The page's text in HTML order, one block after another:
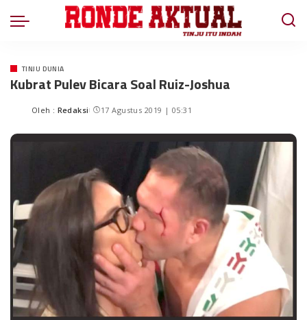
TINJU DUNIA
Kubrat Pulev Bicara Soal Ruiz-Joshua
Oleh : Redaksi 17 Agustus 2019 | 05:31